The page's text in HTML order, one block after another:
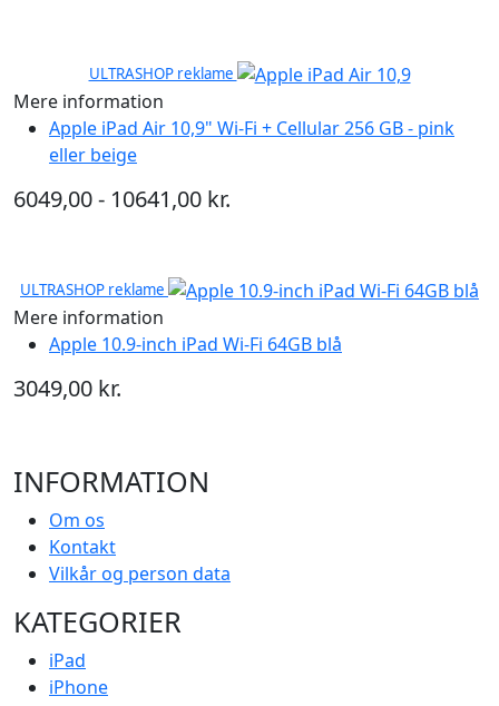
ULTRASHOP reklame
Mere information
Apple iPad Air 10,9" Wi-Fi + Cellular 256 GB - pink
eller beige
6049,00 - 10641,00 kr.
ULTRASHOP reklame
Mere information
Apple 10.9-inch iPad Wi-Fi 64GB blå
3049,00 kr.
INFORMATION
Om os
Kontakt
Vilkår og person data
KATEGORIER
iPad
iPhone